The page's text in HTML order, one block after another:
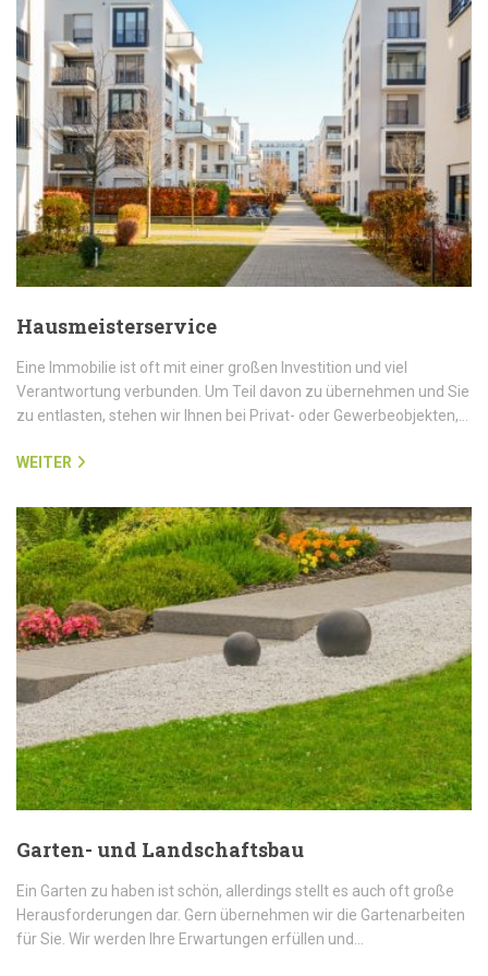
Hausmeisterservice
Eine Immobilie ist oft mit einer großen Investition und viel
Verantwortung verbunden. Um Teil davon zu übernehmen und Sie
zu entlasten, stehen wir Ihnen bei Privat- oder Gewerbeobjekten,…
WEITER
Garten- und Landschaftsbau
Ein Garten zu haben ist schön, allerdings stellt es auch oft große
Herausforderungen dar. Gern übernehmen wir die Gartenarbeiten
für Sie. Wir werden Ihre Erwartungen erfüllen und…